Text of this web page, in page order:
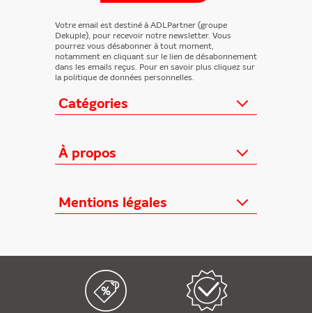
Catégories
Loisirs/Culture
TV/Vie pratique
Presse professionnelle
Nouveaux magazines
À propos
Qui sommes-nous ?
Offres proposées
Édition numérique offerte
Kiosque FAE devient France
Mentions légales
Politique de données personnelles
Règlements cadeaux
Politique de cookies
Votre email est destiné à ADLPartner (groupe
Dekuple), pour recevoir notre newsletter. Vous
pourrez vous désabonner à tout moment,
notamment en cliquant sur le lien de désabonnement
dans les emails reçus. Pour en savoir plus cliquez sur
la politique de données personnelles.